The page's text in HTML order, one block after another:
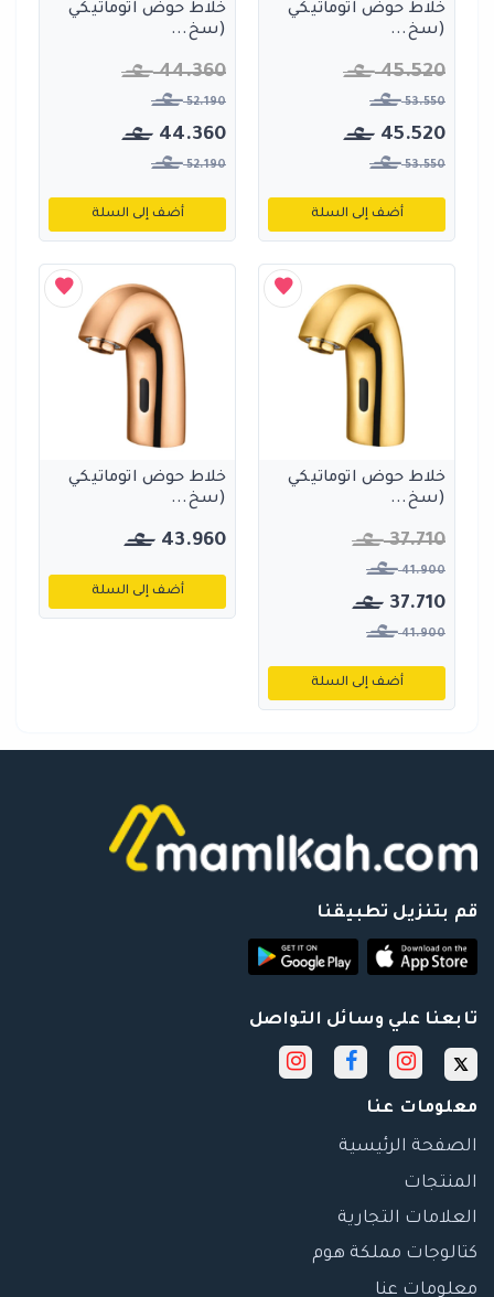
خلاط حوض اتوماتيكي
(سخ...
45.520
53.550
45.520
53.550
أضف إلى السلة
خلاط حوض اتوماتيكي
(سخ...
44.360
52.190
44.360
52.190
أضف إلى السلة
خلاط حوض اتوماتيكي
(سخ...
37.710
41.900
37.710
41.900
أضف إلى السلة
خلاط حوض اتوماتيكي
(سخ...
43.960
أضف إلى السلة
قم بتنزيل تطبيقنا
تابعنا علي وسائل التواصل
معلومات عنا
الصفحة الرئيسية
المنتجات
العلامات التجارية
كتالوجات مملكة هوم
معلومات عنا